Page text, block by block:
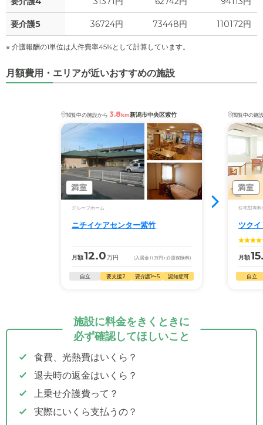
要介護5 36724円 73448円 110172円
※ 介護報酬の1単位は人件費率45%として計算しています。
月額費用・エリアが近いおすすめの施設
閲覧中の施設から 3.8km新潟市中央区紫竹
満室
グループホーム
ニチイケアセンター紫竹
月額12.0万円 (入居金11 万円 +介護保険料)
自立 要支援2 要介護1〜5 認知症可
閲覧中の施
満室
住宅型有料
ツク
月額
自立
施設に料金をきくときに
必ず確認してほしいこと
食費、光熱費はいくら？
退去時の返金はいくら？
上乗せ介護費って？
実際にいくら支払うの？